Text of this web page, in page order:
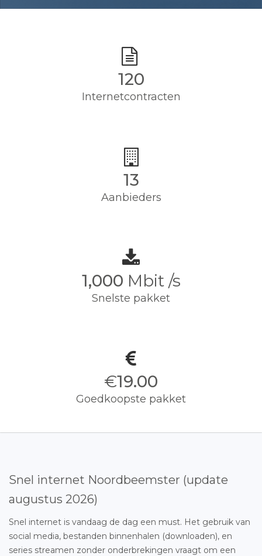
120
Internetcontracten
13
Aanbieders
1,000 Mbit /s
Snelste pakket
€19.00
Goedkoopste pakket
Snel internet Noordbeemster (update
augustus 2026)
Snel internet is vandaag de dag een must. Het gebruik van
social media, bestanden binnenhalen (downloaden), en
series streamen zonder onderbrekingen vraagt om een